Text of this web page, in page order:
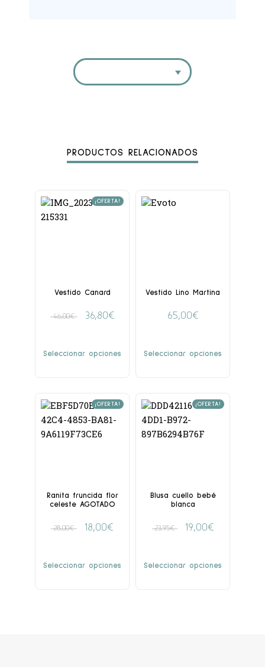
PRODUCTOS RELACIONADOS
¡OFERTA!
Vestido Canard
46,00€ 36,80€
Seleccionar opciones
Vestido Lino Martina
65,00€
Seleccionar opciones
¡OFERTA!
Ranita fruncida flor
celeste AGOTADO
28,00€ 18,00€
Seleccionar opciones
¡OFERTA!
Blusa cuello bebé
blanca
23,95€ 19,00€
Seleccionar opciones